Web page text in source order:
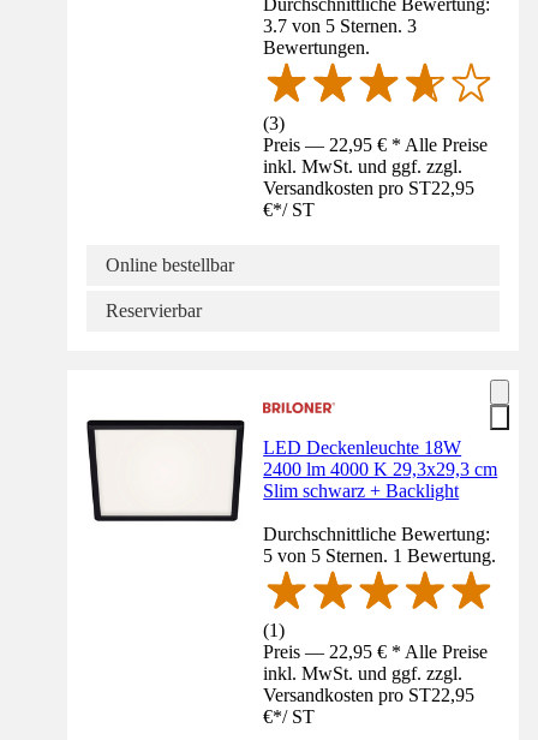
3.7 von 5 Sternen. 3
Bewertungen.
(3)
Preis — 22,95 € * Alle Preise
inkl. MwSt. und ggf. zzgl.
Versandkosten pro ST22,95
€*/ ST
Online bestellbar
Reservierbar
LED Deckenleuchte 18W
2400 lm 4000 K 29,3x29,3 cm
Slim schwarz + Backlight
Durchschnittliche Bewertung:
5 von 5 Sternen. 1 Bewertung.
(1)
Preis — 22,95 € * Alle Preise
inkl. MwSt. und ggf. zzgl.
Versandkosten pro ST22,95
€*/ ST